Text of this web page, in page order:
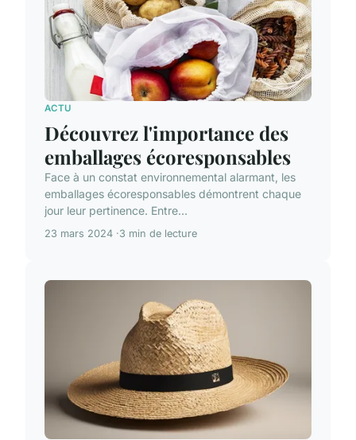
ACTU
Découvrez l'importance des
emballages écoresponsables
Face à un constat environnemental alarmant, les
emballages écoresponsables démontrent chaque
jour leur pertinence. Entre...
23 mars 2024 3 min de lecture